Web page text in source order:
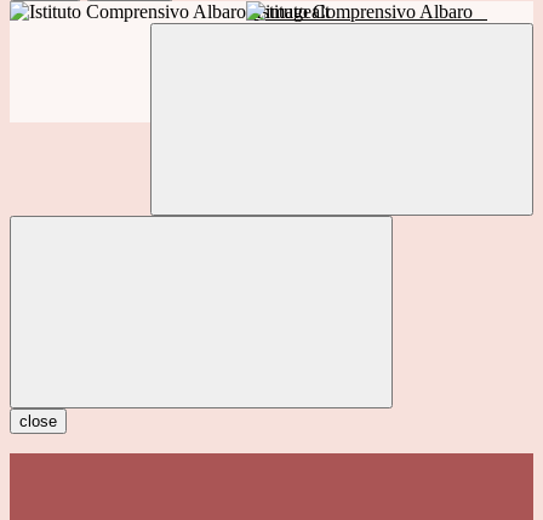
Istituto Comprensivo Albaro
close